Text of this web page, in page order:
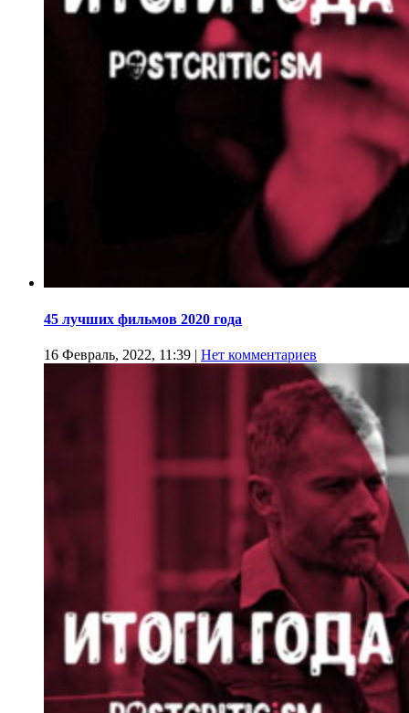
45 лучших фильмов 2020 года
16 Февраль, 2022, 11:39 | Нет комментариев